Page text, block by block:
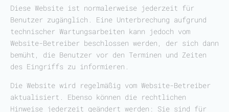
Diese Website ist normalerweise jederzeit für
Benutzer zugänglich. Eine Unterbrechung aufgrund
technischer Wartungsarbeiten kann jedoch vom
Website-Betreiber beschlossen werden, der sich dann
bemüht, die Benutzer vor den Terminen und Zeiten
des Eingriffs zu informieren.
Die Website wird regelmäßig vom Website-Betreiber
aktualisiert. Ebenso können die rechtlichen
Hinweise jederzeit geändert werden: Sie sind für